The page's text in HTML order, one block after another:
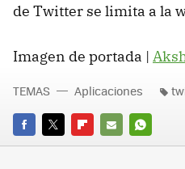
de Twitter se limita a la
Imagen de portada |
FACEBOOK
TWITTERFLIPBOARD
E-
TEMAS Aplicaciones